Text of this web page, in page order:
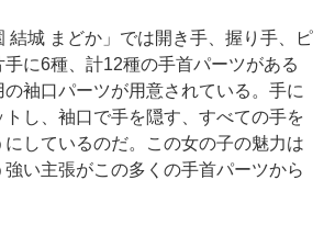
城 まどか」では開き手、握り手、ピ
に6種、計12種の手首パーツがある
袖口パーツが用意されている。手に
し、袖口で手を隠す、すべての手を
にしているのだ。この女の子の魅力は
い主張がこの多くの手首パーツから